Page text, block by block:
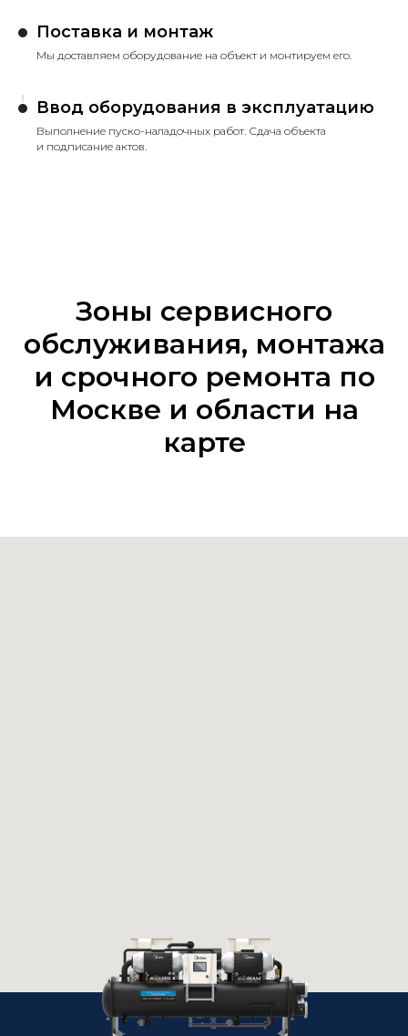
Поставка и монтаж
Мы доставляем оборудование на объект и монтируем его.
Ввод оборудования в эксплуатацию
Выполнение пуско-наладочных работ. Сдача объекта
и подписание актов.
Зоны сервисного
обслуживания, монтажа
и срочного ремонта по
Москве и области на
карте